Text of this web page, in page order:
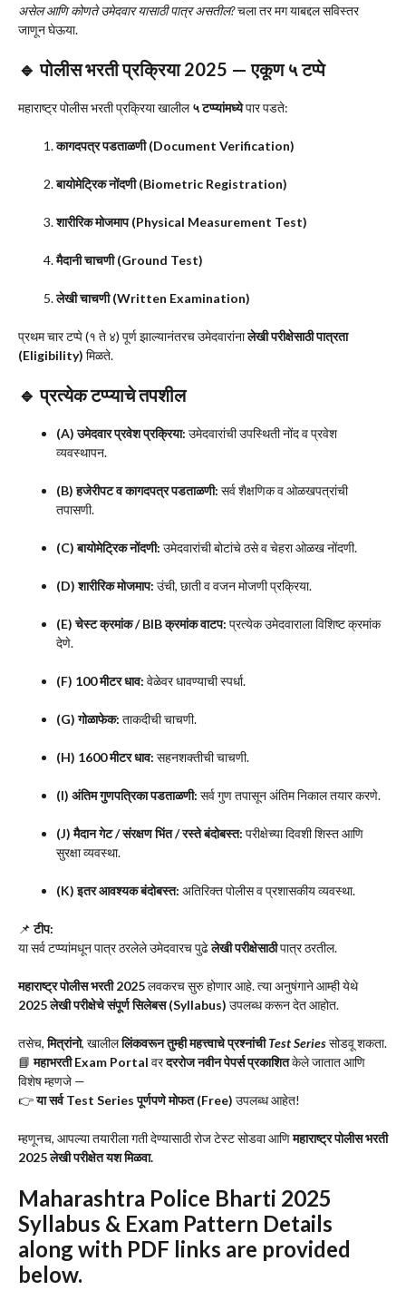
असेल आणि कोणते उमेदवार यासाठी पात्र असतील?चला तर मग याबद्दल सविस्तर
जाणून घेऊया.
🔹 पोलीस भरती प्रक्रिया 2025 — एकूण ५ टप्पे
महाराष्ट्र पोलीस भरती प्रक्रिया खालील५ टप्प्यांमध्येपार पडते:
कागदपत्र पडताळणी (Document Verification)
बायोमेट्रिक नोंदणी (Biometric Registration)
शारीरिक मोजमाप (Physical Measurement Test)
मैदानी चाचणी (Ground Test)
लेखी चाचणी (Written Examination)
प्रथम चार टप्पे (१ ते ४) पूर्ण झाल्यानंतरच उमेदवारांनालेखी परीक्षेसाठी पात्रता
(Eligibility) मिळते.
🔹 प्रत्येक टप्प्याचे तपशील
(A) उमेदवार प्रवेश प्रक्रिया: उमेदवारांची उपस्थिती नोंद व प्रवेश
व्यवस्थापन.
(B) हजेरीपट व कागदपत्र पडताळणी: सर्व शैक्षणिक व ओळखपत्रांची
तपासणी.
(C) बायोमेट्रिक नोंदणी: उमेदवारांची बोटांचे ठसे व चेहरा ओळख नोंदणी.
(D) शारीरिक मोजमाप: उंची, छाती व वजन मोजणी प्रक्रिया.
(E) चेस्ट क्रमांक / BIB क्रमांक वाटप: प्रत्येक उमेदवाराला विशिष्ट क्रमांक
देणे.
(F) 100 मीटर धाव: वेळेवर धावण्याची स्पर्धा.
(G) गोळाफेक: ताकदीची चाचणी.
(H) 1600 मीटर धाव: सहनशक्तीची चाचणी.
(I) अंतिम गुणपत्रिका पडताळणी: सर्व गुण तपासून अंतिम निकाल तयार करणे.
(J) मैदान गेट / संरक्षण भिंत / रस्ते बंदोबस्त: परीक्षेच्या दिवशी शिस्त आणि
सुरक्षा व्यवस्था.
(K) इतर आवश्यक बंदोबस्त: अतिरिक्त पोलीस व प्रशासकीय व्यवस्था.
📌टीप:
या सर्व टप्प्यांमधून पात्र ठरलेले उमेदवारच पुढेलेखी परीक्षेसाठीपात्र ठरतील.
महाराष्ट्र पोलीस भरती 2025लवकरच सुरु होणार आहे. त्या अनुषंगाने आम्ही येथे
2025 लेखी परीक्षेचे संपूर्ण सिलेबस (Syllabus) उपलब्ध करून देत आहोत.
तसेच,मित्रांनो, खालीललिंकवरून तुम्ही महत्त्वाचे प्रश्नांचीTest Seriesसोडवू शकता.
📘महाभरती Exam Portal वरदररोज नवीन पेपर्स प्रकाशितकेले जातात आणि
विशेष म्हणजे —
👉या सर्व Test Series पूर्णपणे मोफत (Free) उपलब्ध आहेत!
म्हणूनच, आपल्या तयारीला गती देण्यासाठी रोज टेस्ट सोडवा आणिमहाराष्ट्र पोलीस भरती
2025 लेखी परीक्षेत यश मिळवा.
Maharashtra Police Bharti 2025
Syllabus & Exam Pattern Details
along with PDF links are provided
below.